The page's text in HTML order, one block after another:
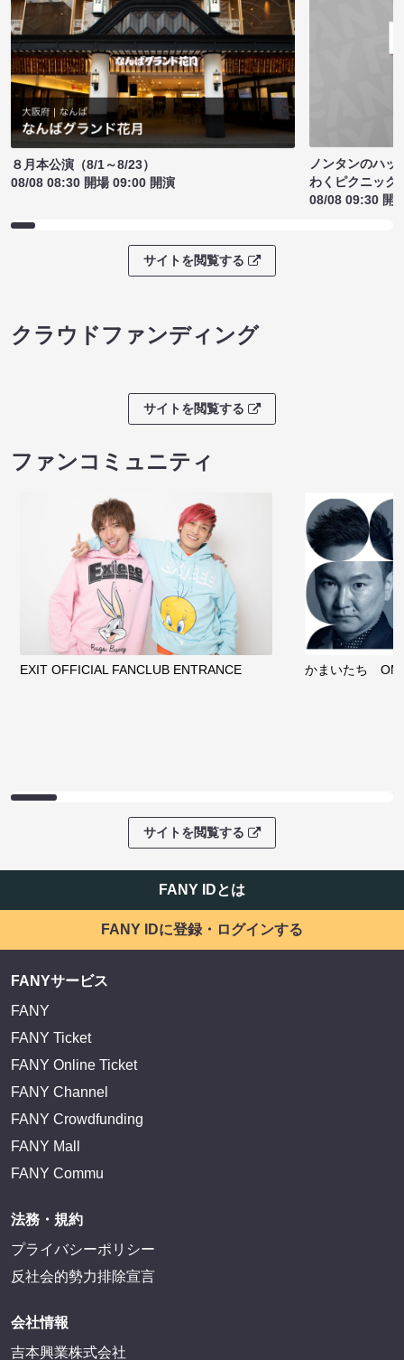
８月本公演（8/1～8/23）
08/08 08:30 開場 09:00 開演
ノンタンのハッ
わくピクニック
08/08 09:30 開
サイトを閲覧する
クラウドファンディング
サイトを閲覧する
ファンコミュニティ
EXIT OFFICIAL FANCLUB ENTRANCE かまいたち
サイトを閲覧する
FANY IDとは
FANY IDに登録・ログインする
FANYサービス
FANY
FANY Ticket
FANY Online Ticket
FANY Channel
FANY Crowdfunding
FANY Mall
FANY Commu
法務・規約
プライバシーポリシー
反社会的勢力排除宣言
会社情報
吉本興業株式会社